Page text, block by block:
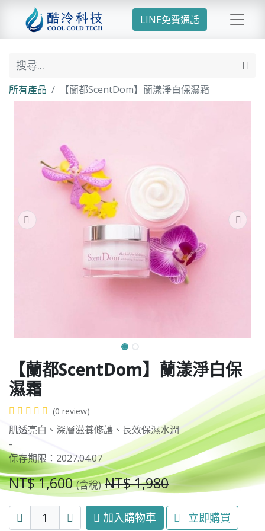
LINE免費通話
所有產品 【蘭都ScentDom】蘭漾淨白保濕霜
【蘭都ScentDom】蘭漾淨白保
濕霜
(0 review)
肌透亮白、深層滋養修護、長效保濕水潤
-
保存期限：2027.04.07
NT$1,600 (含稅) NT$1,980
加入購物車 立即購買